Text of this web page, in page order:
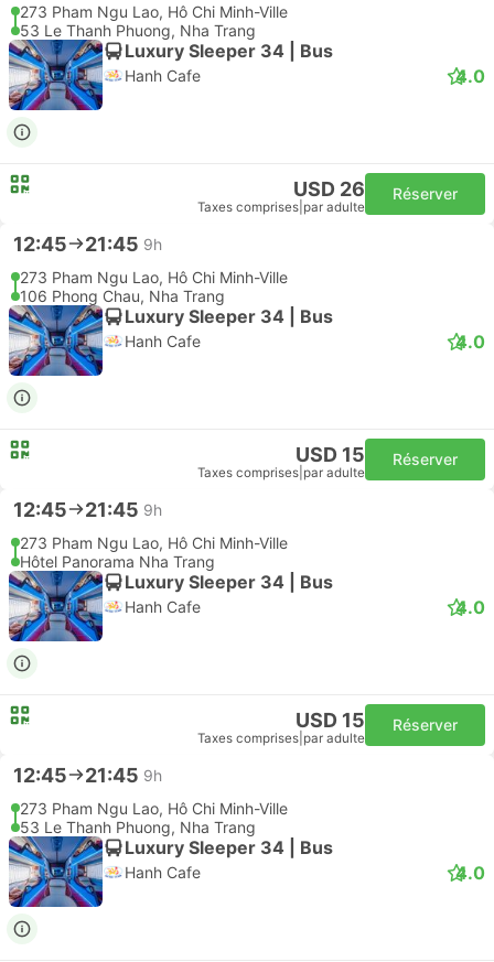
273 Pham Ngu Lao, Hô Chi Minh-Ville
53 Le Thanh Phuong, Nha Trang
Luxury Sleeper 34 | Bus
Hanh Cafe 4.0
USD 26
Taxes comprises par adulte
Réserver
12:45 21:45 9h
273 Pham Ngu Lao, Hô Chi Minh-Ville
106 Phong Chau, Nha Trang
Luxury Sleeper 34 | Bus
Hanh Cafe 4.0
USD 15
Taxes comprises par adulte
Réserver
12:45 21:45 9h
273 Pham Ngu Lao, Hô Chi Minh-Ville
Hôtel Panorama Nha Trang
Luxury Sleeper 34 | Bus
Hanh Cafe 4.0
USD 15
Taxes comprises par adulte
Réserver
12:45 21:45 9h
273 Pham Ngu Lao, Hô Chi Minh-Ville
53 Le Thanh Phuong, Nha Trang
Luxury Sleeper 34 | Bus
Hanh Cafe 4.0